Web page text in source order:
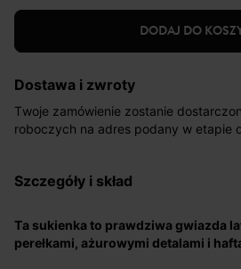
DODAJ DO
Dostawa i zwroty
Twoje zamówienie zostanie
roboczych na adres podany w etapie
pośrednictwem DHL Express.
roboczych do wybranego przez Ciebie
koszt przesyłki wynosi 9,40 zł.
szczegóły i skład
Ta sukienka to prawdziwa gwiazda lata, ozdobiona
perełkami, ażurowymi detalami i